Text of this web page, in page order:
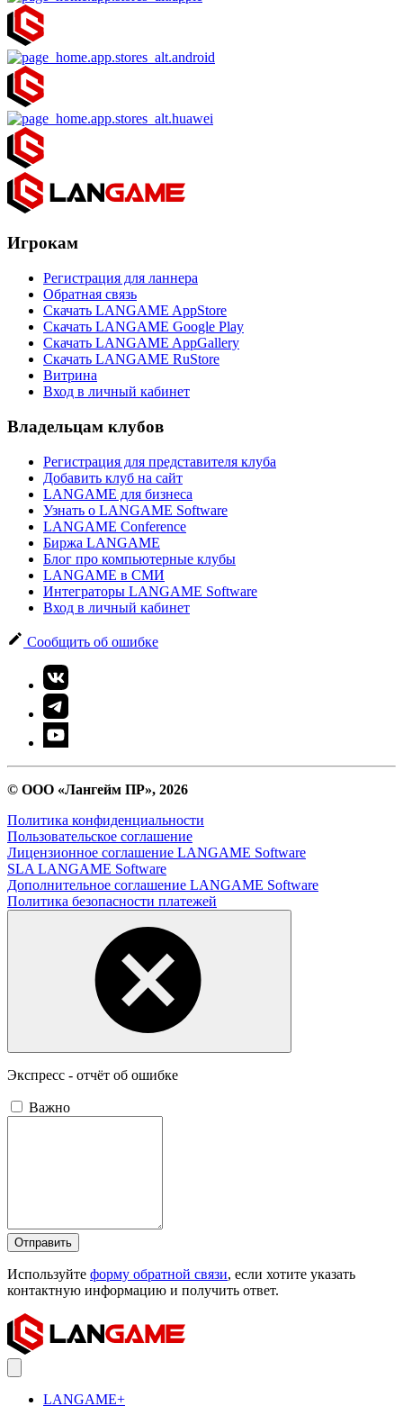
Игрокам
Регистрация для ланнера
Обратная связь
Скачать LANGAME AppStore
Скачать LANGAME Google Play
Скачать LANGAME AppGallery
Скачать LANGAME RuStore
Витрина
Вход в личный кабинет
Владельцам клубов
Регистрация для представителя клуба
Добавить клуб на сайт
LANGAME для бизнеса
Узнать о LANGAME Software
LANGAME Conference
Биржа LANGAME
Блог про компьютерные клубы
LANGAME в СМИ
Интеграторы LANGAME Software
Вход в личный кабинет
Сообщить об ошибке
© ООО «Лангейм ПР», 2026
Политика конфиденциальности
Пользовательское соглашение
Лицензионное соглашение LANGAME Software
SLA LANGAME Software
Дополнительное соглашение LANGAME Software
Политика безопасности платежей
Экспресс - отчёт об ошибке
Важно
Отправить
Используйте форму обратной связи, если хотите указать
контактную информацию и получить ответ.
LANGAME+